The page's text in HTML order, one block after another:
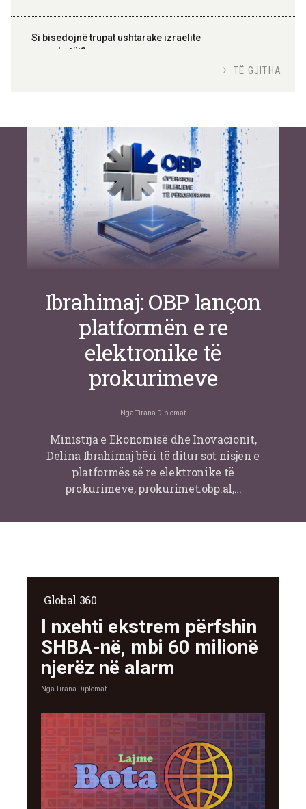
Si bisedojnë trupat ushtarake izraelite
me robotët?
inteligjente izraelite
Or Shalom
TË GJITHA
Ibrahimaj: OBP lançon
platformën e re
elektronike të
prokurimeve
Nga Tirana Diplomat
Ministrja e Ekonomisë dhe Inovacionit,
Delina Ibrahimaj bëri të ditur sot nisjen e
platformës së re elektronike të
prokurimeve, prokurimet.obp.al,…
Global 360
I nxehti ekstrem përfshin
SHBA-në, mbi 60 milionë
njerëz në alarm
NgaTirana Diplomat